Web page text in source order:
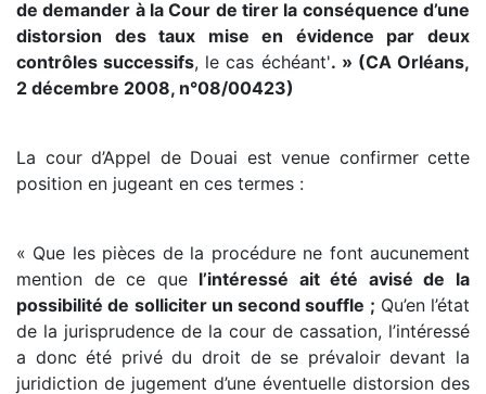
de demander à la Cour de tirer la conséquence d’une
distorsion des taux mise en évidence par deux
contrôles successifs, le cas échéant'. » (CA Orléans,
2 décembre 2008, n°08/00423)
La cour d’Appel de Douai est venue confirmer cette
position en jugeant en ces termes :
« Que les pièces de la procédure ne font aucunement
mention de ce que l’intéressé ait été avisé de la
possibilité de solliciter un second souffle ; Qu’en l’état
de la jurisprudence de la cour de cassation, l’intéressé
a donc été privé du droit de se prévaloir devant la
juridiction de jugement d’une éventuelle distorsion des